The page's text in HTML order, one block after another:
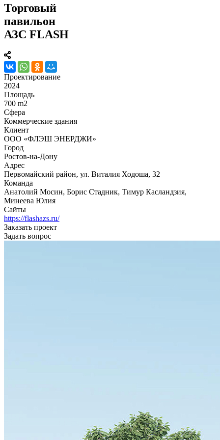
Торговый
павильон
АЗС FLASH
Проектирование
2024
Площадь
700 m2
Сфера
Коммерческие здания
Клиент
ООО «ФЛЭШ ЭНЕРДЖИ»
Город
Ростов-на-Дону
Адрес
Первомайский район, ул. Виталия Ходоша, 32
Команда
Анатолий Мосин, Борис Стадник, Тимур Касландзия,
Минеева Юлия
Сайты
https://flashazs.ru/
Заказать проект
Задать вопрос